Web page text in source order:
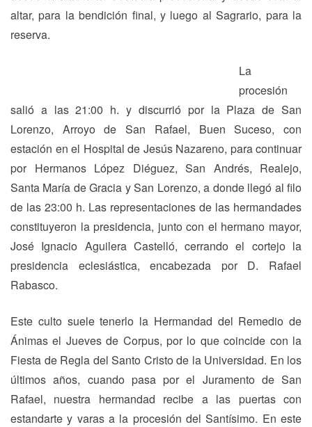
altar, para la bendición final, y luego al Sagrario, para la
reserva.
La
procesión
salió a las 21:00 h. y discurrió por la Plaza de San
Lorenzo, Arroyo de San Rafael, Buen Suceso, con
estación en el Hospital de Jesús Nazareno, para continuar
por Hermanos López Diéguez, San Andrés, Realejo,
Santa María de Gracia y San Lorenzo, a donde llegó al filo
de las 23:00 h. Las representaciones de las hermandades
constituyeron la presidencia, junto con el hermano mayor,
José Ignacio Aguilera Castelló, cerrando el cortejo la
presidencia eclesiástica, encabezada por D. Rafael
Rabasco.
Este culto suele tenerlo la Hermandad del Remedio de
Ánimas el Jueves de Corpus, por lo que coincide con la
Fiesta de Regla del Santo Cristo de la Universidad. En los
últimos años, cuando pasa por el Juramento de San
Rafael, nuestra hermandad recibe a las puertas con
estandarte y varas a la procesión del Santísimo. En este